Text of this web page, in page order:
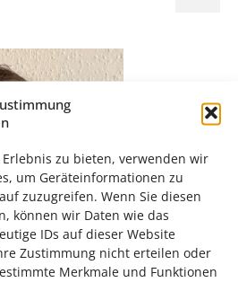
zu bieten, verwenden wir
um Geräteinformationen zu
zuzugreifen. Wenn Sie diesen
können wir Daten wie das
IDs auf dieser Website
Zustimmung nicht erteilen oder
Merkmale und Funktionen